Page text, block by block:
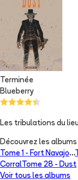
Terminée
Blueberry
Les tribulations du
Découvrez les albums
Tome 1 - Fort Navajo...
Corral Tome 28 - Dust
Voir tous les albums